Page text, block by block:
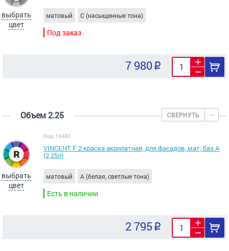
выбрать
цвет
матовый C (насыщенные тона)
Под заказ
7 980
Объем 2.25 СВЕРНУТЬ
выбрать
цвет
Код: 13482
VINCENT F 2 краска акрилатная, для фасадов, мат, баз А
(2,25л)
матовый A (белая, светлые тона)
Есть в наличии
2 795